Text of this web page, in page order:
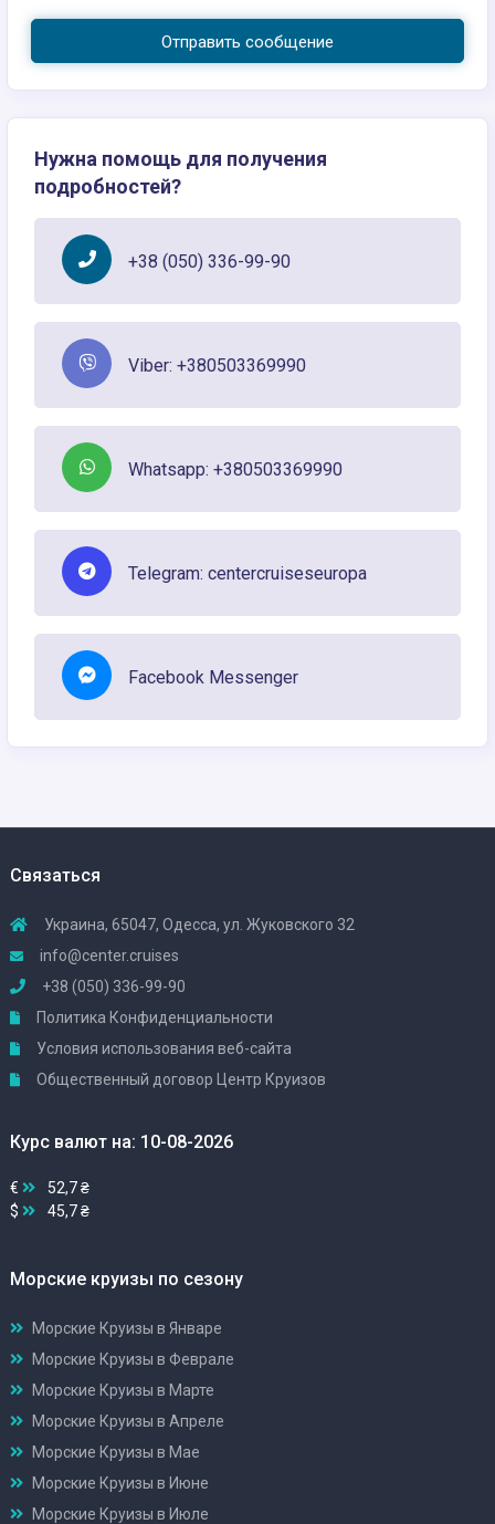
Отправить сообщение
Нужна помощь для получения
подробностей?
+38 (050) 336-99-90
Viber: +380503369990
Whatsapp: +380503369990
Telegram: centercruiseseuropa
Facebook Messenger
Связаться
Украина, 65047, Одесса, ул. Жуковского 32
info@center.cruises
+38 (050) 336-99-90
Политика Конфиденциальности
Условия использования веб-сайта
Общественный договор Центр Круизов
Курс валют на: 10-08-2026
€
52,7 ₴
$
45,7 ₴
Морские круизы по сезону
Морские Круизы в Январе
Морские Круизы в Феврале
Морские Круизы в Марте
Морские Круизы в Апреле
Морские Круизы в Мае
Морские Круизы в Июне
Морские Круизы в Июле